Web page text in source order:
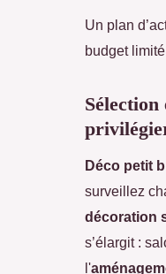
Un plan
budget
Déco petit
surveillez
décoration
s’élargit :
l'